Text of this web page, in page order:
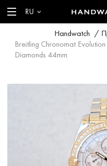
RU
Handwatch /
Breitling Chronomat
Diamonds 44mm